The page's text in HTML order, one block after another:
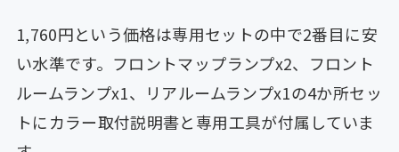
1,760円という価格は専用セットの中で2番目に安
い水準です。フロントマップランプx2、フロント
ルームランプx1、リアルームランプx1の4か所セッ
トにカラー取付説明書と専用工具が付属していま